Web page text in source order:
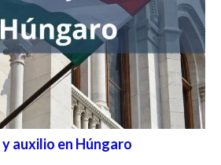
auxilio en Húngaro